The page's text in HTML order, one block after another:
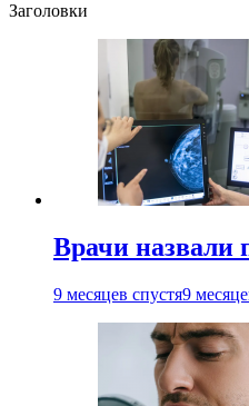
Заголовки
Врачи назвали
9 месяцев спустя9